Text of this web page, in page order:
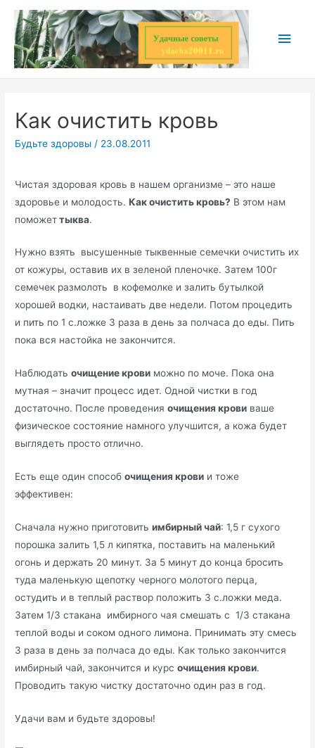
Перейти
содержимому
Как очистить кровь
Будьте здоровы / 23.08.2011
Чистая здоровая кровь в нашем организме – это наше
здоровье и молодость.Как очистить кровь? В этом нам
поможеттыква.
Нужно взять высушенные тыквенные семечки очистить их
от кожуры, оставив их в зеленой пленочке. Затем 100г
семечек размолоть в кофемолке и залить бутылкой
хорошей водки, настаивать две недели. Потом процедить
и пить по 1 с.ложке 3 раза в день за полчаса до еды. Пить
пока вся настойка не закончится.
Наблюдатьочищение крови можно по моче. Пока она
мутная – значит процесс идет. Одной чистки в год
достаточно. После проведенияочищения крови ваше
физическое состояние намного улучшится, а кожа будет
выглядеть просто отлично.
Есть еще один способочищения крови и тоже
эффективен:
Сначала нужно приготовитьимбирный чай: 1,5 г сухого
порошка залить 1,5 л кипятка, поставить на маленький
огонь и держать 20 минут. За 5 минут до конца бросить
туда маленькую щепотку черного молотого перца,
остудить и в теплый раствор положить 3 с.ложки меда.
Затем 1/3 стакана имбирного чая смешать с 1/3 стакана
теплой воды и соком одного лимона. Принимать эту смесь
3 раза в день за полчаса до еды. Как только закончится
имбирный чай, закончится и курсочищения крови.
Проводить такую чистку достаточно один раз в год.
Удачи вам и будьте здоровы!